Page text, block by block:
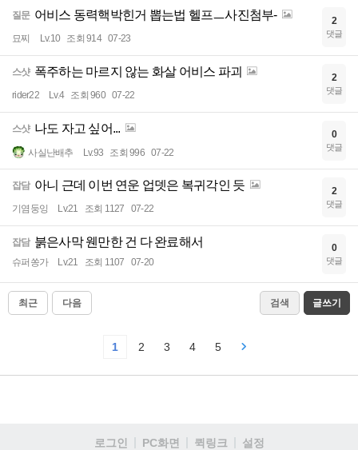
질문 어비스 동력핵박힌거 뽑는법 헬프ㅡ사진첨부-
묘찌 Lv.10 조회 914 07-23
2
댓글
스샷 폭주하는 마르지 않는 화살 어비스 파괴
rider22 Lv.4 조회 960 07-22
2
댓글
스샷 나도 자고 싶어...
사실난배추 Lv.93 조회 996 07-22
0
댓글
잡담 아니 근데 이번 연운 업뎃은 복귀각인 듯
기염둥잉 Lv.21 조회 1127 07-22
2
댓글
잡담 붉은사막 웬만한 건 다 완료해서
슈퍼쏭가 Lv.21 조회 1107 07-20
0
댓글
최근 다음 검색 글쓰기
1 2 3 4 5
로그인 PC화면 퀵링크
설정